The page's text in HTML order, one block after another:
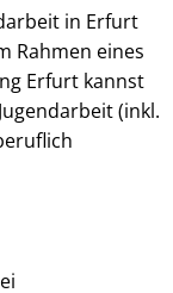
in Erfurt
Rahmen eines
Erfurt kannst
(inkl.